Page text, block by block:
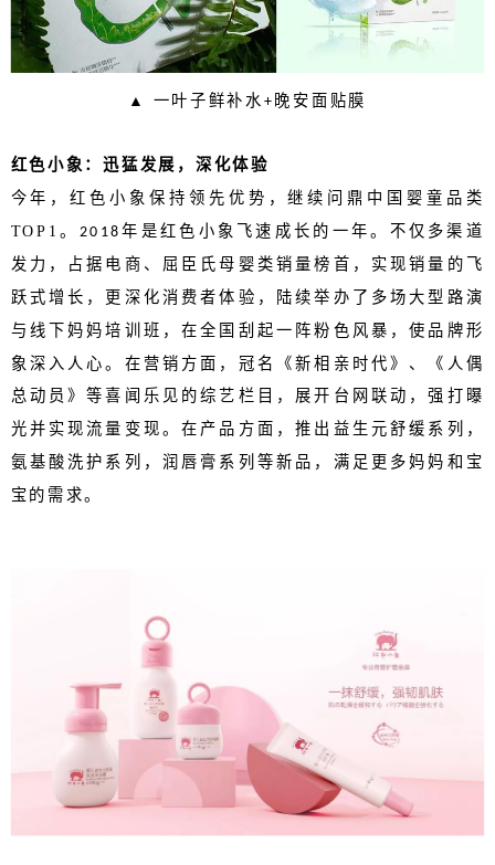
▲ 一叶子鲜补水 + 晚安面贴膜
红色小象：迅猛发展，深化体验
今年，红色小象保持领先优势，继续问鼎中国婴童品类
TOP1 。 2018 年是红色小象飞速成长的一年。不仅多渠道
发力，占据电商、屈臣氏母婴类销量榜首，实现销量的飞
跃式增长，更深化消费者体验，陆续举办了多场大型路演
与线下妈妈培训班，在全国刮起一阵粉色风暴，使品牌形
象深入人心。在营销方面，冠名《新相亲时代》、《人偶
总动员》等喜闻乐见的综艺栏目，展开台网联动，强打曝
光并实现流量变现。在产品方面，推出益生元舒缓系列，
氨基酸洗护系列，润唇膏系列等新品，满足更多妈妈和宝
宝的需求。